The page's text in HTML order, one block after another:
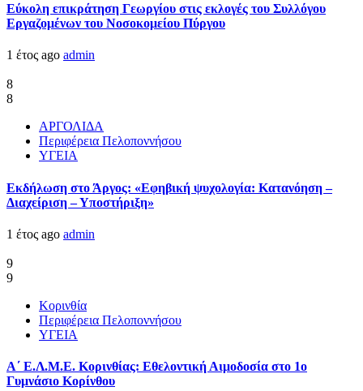
Εύκολη επικράτηση Γεωργίου στις εκλογές του Συλλόγου
Εργαζομένων του Νοσοκομείου Πύργου
1 έτος ago admin
8
8
ΑΡΓΟΛΙΔΑ
Περιφέρεια Πελοποννήσου
ΥΓΕΙΑ
Εκδήλωση στο Άργος: «Εφηβική ψυχολογία: Κατανόηση –
Διαχείριση – Υποστήριξη»
1 έτος ago admin
9
9
Κορινθία
Περιφέρεια Πελοποννήσου
ΥΓΕΙΑ
Α΄ Ε.Λ.Μ.Ε. Κορινθίας: Εθελοντική Αιμοδοσία στο 1ο
Γυμνάσιο Κορίνθου